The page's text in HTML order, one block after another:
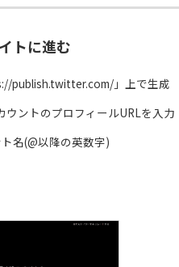
トに進む
publish.twitter.com/」上で生成
ウントのプロフィールURLを入力
名(@以降の英数字)